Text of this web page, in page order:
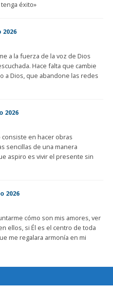
éxito»
a la fuerza de la voz de Dios
Hace falta que cambie
a Dios, que abandone las redes
2026
consiste en hacer obras
sencillas de una manera
aspiro es vivir el presente sin
2026
cómo son mis amores, ver
ellos, si Él es el centro de toda
me regalara armonía en mi